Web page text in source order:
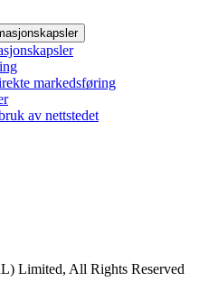
markedsføring
av nettstedet
Limited, All Rights Reserved